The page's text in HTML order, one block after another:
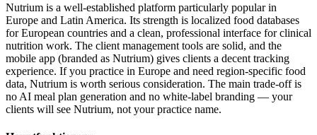
Nutrium is a well-established platform particularly popular in
Europe and Latin America. Its strength is localized food databases
for European countries and a clean, professional interface for clinical
nutrition work. The client management tools are solid, and the
mobile app (branded as Nutrium) gives clients a decent tracking
experience. If you practice in Europe and need region-specific food
data, Nutrium is worth serious consideration. The main trade-off is
no AI meal plan generation and no white-label branding — your
clients will see Nutrium, not your practice name.